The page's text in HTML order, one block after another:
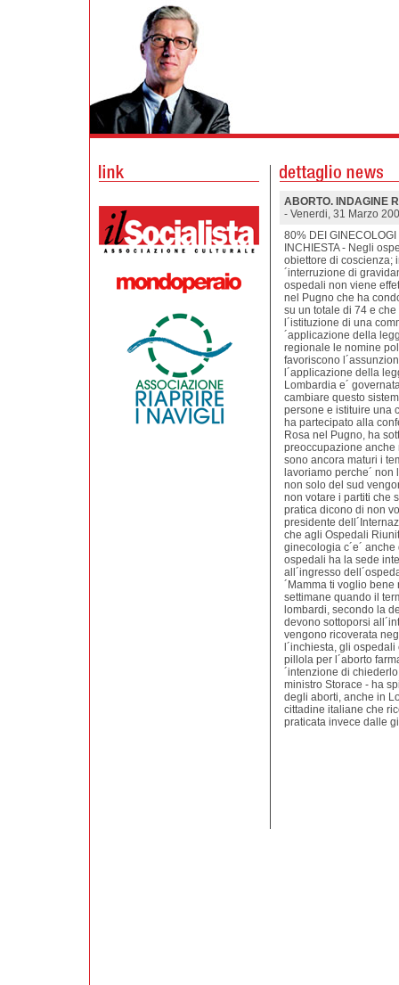
ABORTO. INDAGINE
- Venerdi, 31 Marzo
80% DEI GINECOLOGI
INCHIESTA - Negli
obiettore di coscienza;
´interruzione di
ospedali non viene
nel Pugno che ha
su un totale di 74 e
l´istituzione di una
´applicazione della
regionale le nomine
favoriscono
l´applicazione della
Lombardia e´
cambiare questo
persone e istituire una
ha partecipato alla
Rosa nel Pugno, ha
preoccupazione anche
sono ancora maturi i
lavoriamo perche´
non solo del sud
non votare i partiti che
pratica dicono di non
presidente
che agli Ospedali
ginecologia c´e´
ospedali ha la sede
all´ingresso
´Mamma ti voglio
settimane quando il
lombardi, secondo la
devono sottoporsi
vengono ricoverata
l´inchiesta, gli
pillola per l´aborto
´intenzione di
ministro Storace - ha
degli aborti, anche in
cittadine italiane che
praticata invece dalle